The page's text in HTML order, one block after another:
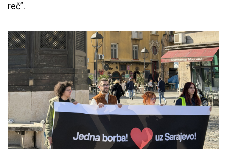
reč”.